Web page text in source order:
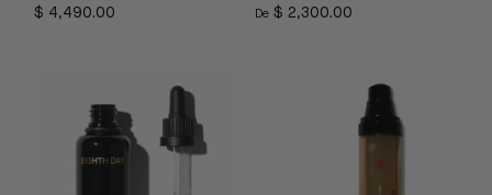
$ 4,490.00
De $ 2,300.00